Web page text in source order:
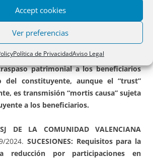
Accept cookies
Ver preferencias
Política de PrivacidadAviso Legal
V1705-24, DE 11/7/2024.
rendimientos de capital mobiliario y
que deriven del patrimonio
deben imputarse al constituyente
traspaso patrimonial a los
patrimonial a los beneficiarios
del constituyente, aunque el “trust”
es transmisión “mortis causa” sujeta
a los beneficiarios.
DE LA COMUNIDAD VALENCIANA
2024. SUCESIONES: Requisitos para la
reducción por participaciones en